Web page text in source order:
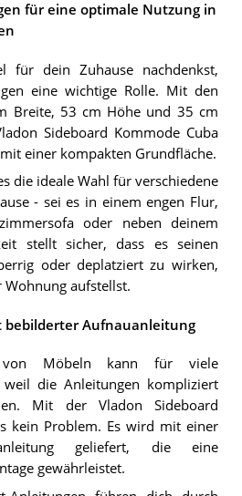
für eine optimale Nutzung in
für dein Zuhause nachdenkst,
eine wichtige Rolle. Mit den
Breite, 53 cm Höhe und 35 cm
Sideboard Kommode Cuba
einer kompakten Grundfläche.
die ideale Wahl für verschiedene
- sei es in einem engen Flur,
oder neben deinem
stellt sicher, dass es seinen
oder deplatziert zu wirken,
Wohnung aufstellst.
bebilderter Aufnauanleitung
von Möbeln kann für viele
weil die Anleitungen kompliziert
Mit der Vladon Sideboard
kein Problem. Es wird mit einer
geliefert, die eine
gewährleistet.